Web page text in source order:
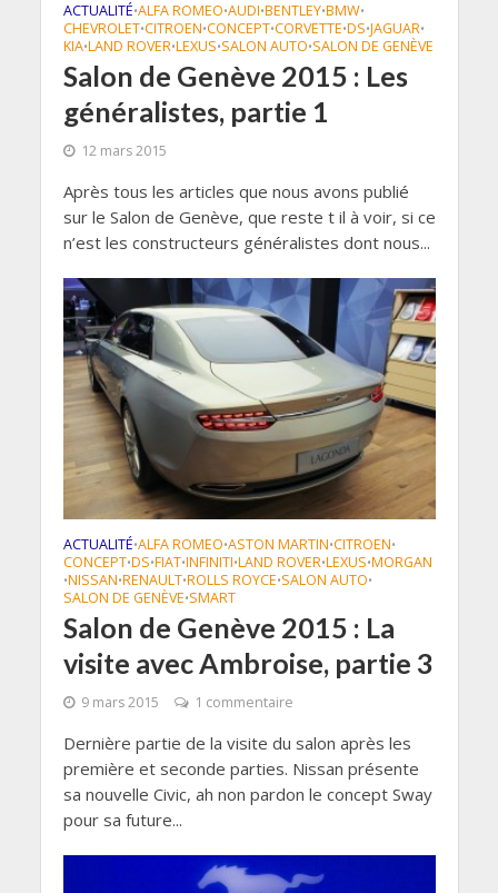
ACTUALITÉ•ALFA ROMEO•AUDI•BENTLEY•BMW•
CHEVROLET•CITROEN•CONCEPT•CORVETTE•DS•JAGUAR•
KIA•LAND ROVER•LEXUS•SALON AUTO•SALON DE GENÈVE
Salon de Genève 2015 : Les
généralistes, partie 1
12 mars 2015
Après tous les articles que nous avons publié
sur le Salon de Genève, que reste t il à voir, si ce
n’est les constructeurs généralistes dont nous...
ACTUALITÉ•ALFA ROMEO•ASTON MARTIN•CITROEN•
CONCEPT•DS•FIAT•INFINITI•LAND ROVER•LEXUS•MORGAN
•NISSAN•RENAULT•ROLLS ROYCE•SALON AUTO•
SALON DE GENÈVE•SMART
Salon de Genève 2015 : La
visite avec Ambroise, partie 3
9 mars 2015 1 commentaire
Dernière partie de la visite du salon après les
première et seconde parties. Nissan présente
sa nouvelle Civic, ah non pardon le concept Sway
pour sa future...